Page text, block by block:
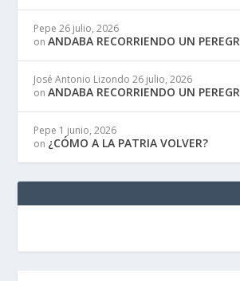
Pepe 26 julio, 2026
onANDABA RECORRIENDO UN
José Antonio Lizondo 26 julio, 2026
onANDABA RECORRIENDO UN
Pepe 1 junio, 2026
on ¿CÓMO A LA PATRIA VOLVER?